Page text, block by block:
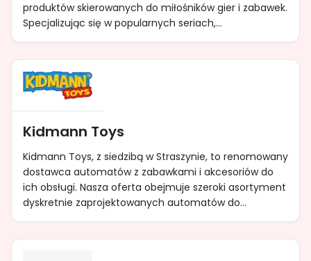
produktów skierowanych do miłośników gier i zabawek.
Specjalizując się w popularnych seriach,...
Kidmann Toys
Kidmann Toys, z siedzibą w Straszynie, to renomowany
dostawca automatów z zabawkami i akcesoriów do
ich obsługi. Nasza oferta obejmuje szeroki asortyment
dyskretnie zaprojektowanych automatów do...